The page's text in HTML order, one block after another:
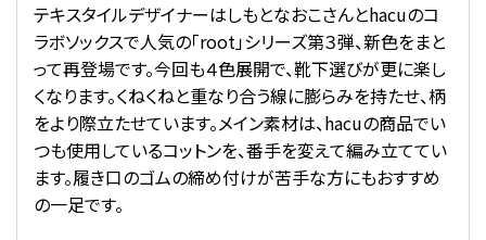
テキスタイルデザイナーはしもとなおこさんとhacuのコ
ラボソックスで人気の「root」シリーズ第３弾、新色をまと
って再登場です。今回も４色展開で、靴下選びが更に楽し
くなります。くねくねと重なり合う線に膨らみを持たせ、柄
をより際立たせています。メイン素材は、hacuの商品でい
つも使用しているコットンを、番手を変えて編み立ててい
ます。履き口のゴムの締め付けが苦手な方にもおすすめ
の一足です。